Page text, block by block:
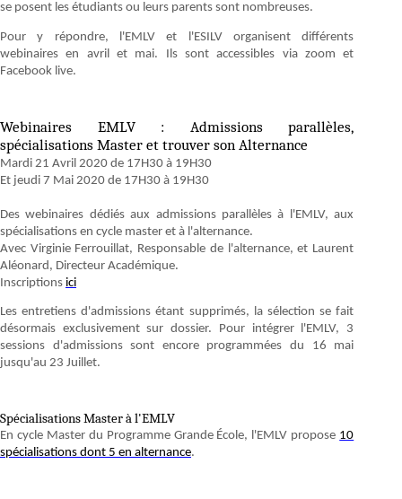
se posent les étudiants ou leurs parents sont nombreuses.
Pour y répondre, l'EMLV et l'ESILV organisent différents
webinaires en avril et mai. Ils sont accessibles via zoom et
Facebook live.
Webinaires EMLV : Admissions parallèles,
spécialisations Master et trouver son Alternance
Mardi 21 Avril 2020 de 17H30 à 19H30
Et jeudi 7 Mai 2020 de 17H30 à 19H30
Des webinaires dédiés aux admissions parallèles à l'EMLV, aux
spécialisations en cycle master et à l'alternance.
Avec Virginie Ferrouillat, Responsable de l'alternance, et Laurent
Aléonard, Directeur Académique.
Inscriptions ici
Les entretiens d'admissions étant supprimés, la sélection se fait
désormais exclusivement sur dossier. Pour intégrer l'EMLV, 3
sessions d'admissions sont encore programmées du 16 mai
jusqu'au 23 Juillet.
Spécialisations Master à l'EMLV
En cycle Master du Programme Grande École, l'EMLV propose 10
spécialisations dont 5 en alternance.